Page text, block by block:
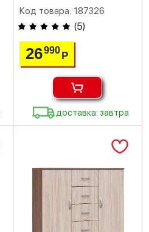
Код товара: 187326
(5)
26990 Р
доставка: завтра